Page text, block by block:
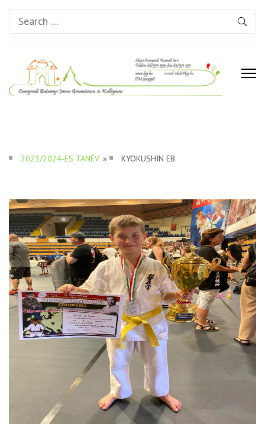
Search
for:
2023/2024-ES TANÉV » KYOKUSHIN EB